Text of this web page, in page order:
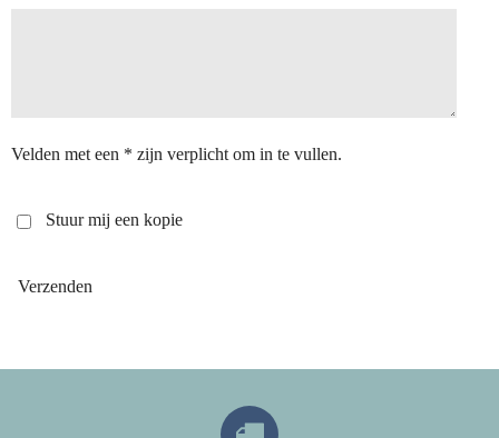
Velden met een * zijn verplicht om in te vullen.
Stuur mij een kopie
Verzenden